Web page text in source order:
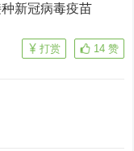
新冠病毒疫苗
14 赞
打赏